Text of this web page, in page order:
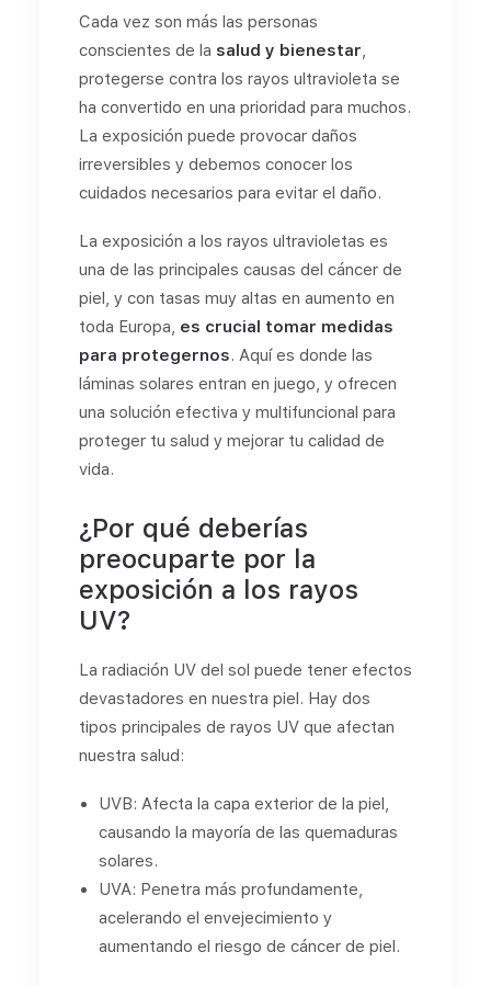
Cada vez son más las personas
conscientes de la salud y bienestar,
protegerse contra los rayos ultravioleta se
ha convertido en una prioridad para muchos.
La exposición puede provocar daños
irreversibles y debemos conocer los
cuidados necesarios para evitar el daño.
La exposición a los rayos ultravioletas es
una de las principales causas del cáncer de
piel, y con tasas muy altas en aumento en
toda Europa, es crucial tomar medidas
para protegernos. Aquí es donde las
láminas solares entran en juego, y ofrecen
una solución efectiva y multifuncional para
proteger tu salud y mejorar tu calidad de
vida.
¿Por qué deberías
preocuparte por la
exposición a los rayos
UV?
La radiación UV del sol puede tener efectos
devastadores en nuestra piel. Hay dos
tipos principales de rayos UV que afectan
nuestra salud:
UVB: Afecta la capa exterior de la piel,
causando la mayoría de las quemaduras
solares.
UVA: Penetra más profundamente,
acelerando el envejecimiento y
aumentando el riesgo de cáncer de piel.